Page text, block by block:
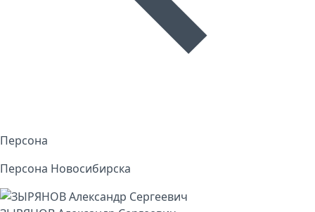
Персона
Персона Новосибирска